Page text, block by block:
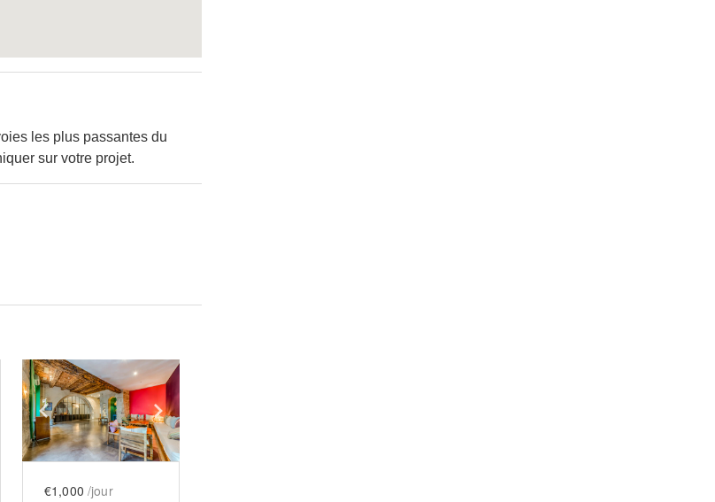
les plus passantes du
sur votre projet.
Show next slideShow previous slide
€1,000 /jour